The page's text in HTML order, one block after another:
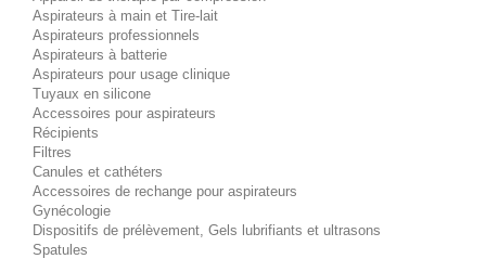
Aspirateurs à main et Tire-lait
Aspirateurs professionnels
Aspirateurs à batterie
Aspirateurs pour usage clinique
Tuyaux en silicone
Accessoires pour aspirateurs
Récipients
Filtres
Canules et cathéters
Accessoires de rechange pour aspirateurs
Gynécologie
Dispositifs de prélèvement, Gels lubrifiants et ultrasons
Spatules